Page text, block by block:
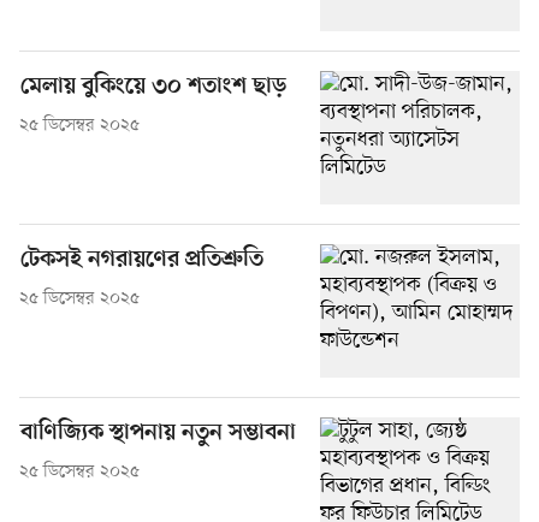
মেলায় বুকিংয়ে ৩০ শতাংশ ছাড়
২৫ ডিসেম্বর ২০২৫
টেকসই নগরায়ণের প্রতিশ্রুতি
২৫ ডিসেম্বর ২০২৫
বাণিজ্যিক স্থাপনায় নতুন সম্ভাবনা
২৫ ডিসেম্বর ২০২৫